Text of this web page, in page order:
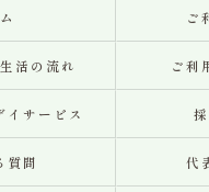
ご
活の流れ ご利
イサービス
質問 代